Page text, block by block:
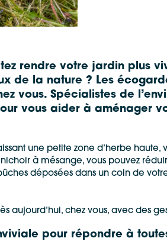
rendre votre jardin plus
de la nature ? Les
vous. Spécialistes de
vous aider à aménager
une petite zone d’herbe
nichoir à mésange, vous pouvez
déposées dans un coin de
aujourd’hui, chez vous, avec des
pour répondre à